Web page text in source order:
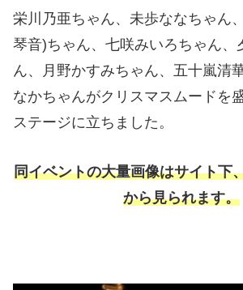
栄川乃亜ちゃん、未歩ななちゃん
琴音)ちゃん、七咲みいろちゃん、
ん、月野かすみちゃん、五十嵐清
なかちゃんがクリスマスムードを
ステージに立ちました。
同イベントの大量画像はサイト下
から見られます。